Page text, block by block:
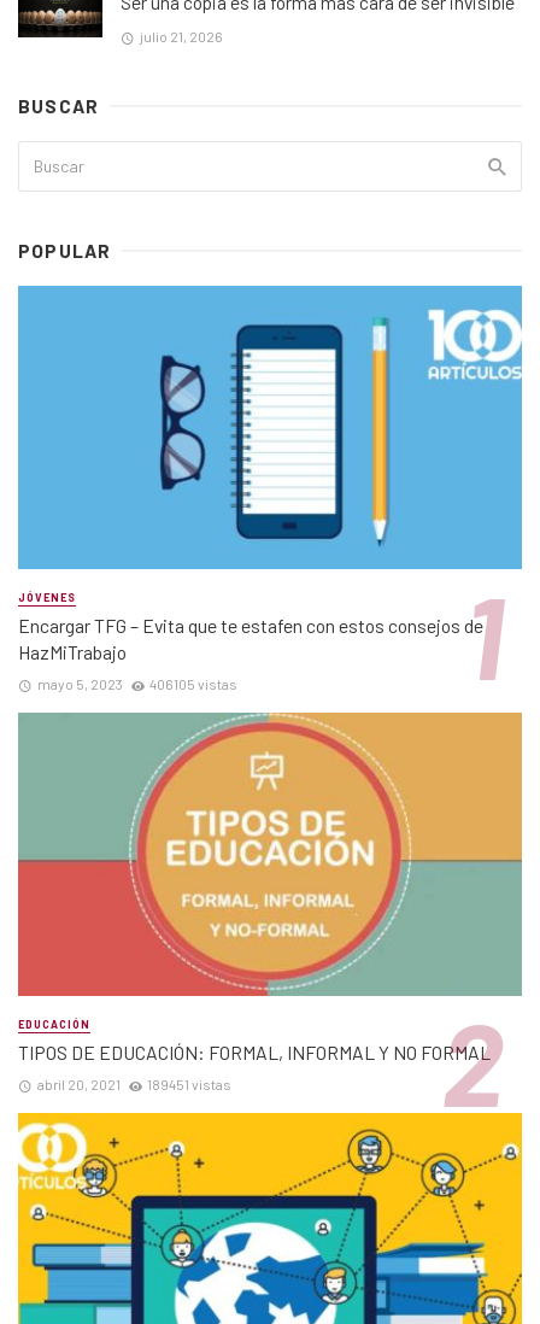
julio 21, 2026
BUSCAR
POPULAR
JÓVENES
Encargar TFG – Evita que te estafen con estos consejos de
HazMiTrabajo
mayo 5, 2023 406105 vistas
EDUCACIÓN
TIPOS DE EDUCACIÓN: FORMAL, INFORMAL Y NO FORMAL
abril 20, 2021 189451 vistas